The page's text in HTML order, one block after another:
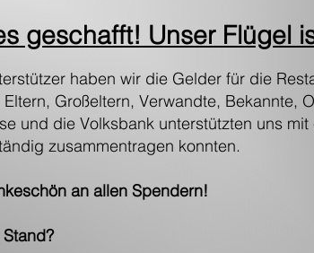
geschafft! Unser Flügel
haben wir die Gelder für die
Großeltern, Verwandte, Bekannte,
und die Volksbank unterstützten uns
zusammentragen konnten.
an allen Spendern!